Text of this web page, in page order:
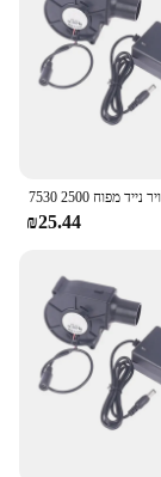
₪25.44